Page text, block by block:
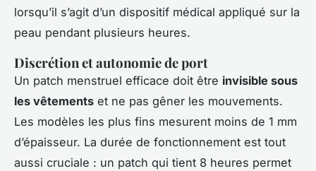
lorsqu’il s’agit d’un dispositif médical appliqué sur la
peau pendant plusieurs heures.
Discrétion et autonomie de port
Un patch menstruel efficace doit être invisible sous
les vêtements et ne pas gêner les mouvements.
Les modèles les plus fins mesurent moins de 1 mm
d’épaisseur. La durée de fonctionnement est tout
aussi cruciale : un patch qui tient 8 heures permet